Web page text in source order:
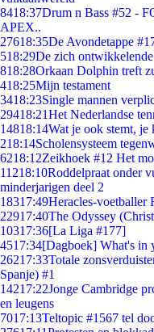
8418:37Drum n Bass #52 -
APEX..
27618:35De Avondetappe
518:29De zich
818:28Orkaan Dolphin treft
418:25Mijn testament
3418:23Single mannen
29418:21Het Nederlandse
14818:14Wat je ook stemt,
218:14Scholensysteem
6218:12Zeikhoek #12 Het
11218:10Roddelpraat onder
minderjarigen deel 2
18317:49Heracles-voetballer
22917:40The Odyssey
10317:36[La Liga #177]
4517:34[Dagboek] What's in
26217:33Totale
Spanje) #1
14217:22Jonge Cambridge
en leugens
7017:13Teltopic #1567 tel